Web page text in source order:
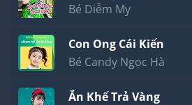
Bé Diễm My
Con Ong Cái Kiến
Bé Candy Ngọc Hà
Ăn Khế Trả Vàng